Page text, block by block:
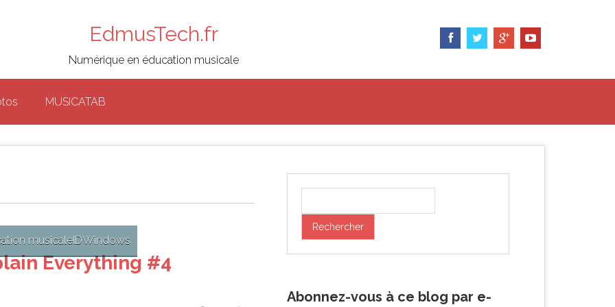
EdmusTech.fr
Numérique en éducation musicale
MUSICATAB
musicaleIDWindows
Everything #4
Abonnez-vous à ce blog par e-